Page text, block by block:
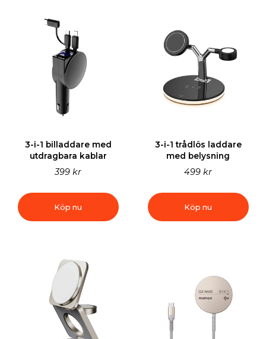
3-i-1 billaddare med
utdragbara kablar
399 kr
Köp nu
3-i-1 trådlös laddare
med belysning
499 kr
Köp nu